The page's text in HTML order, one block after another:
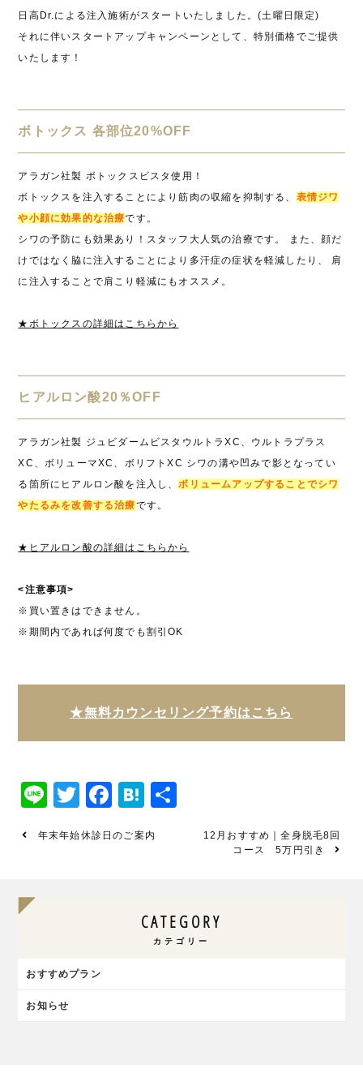
日高Dr.による注入施術がスタートいたしました。(土曜日限定)
それに伴いスタートアップキャンペーンとして、特別価格でご提供
いたします！
ボトックス 各部位20%OFF
アラガン社製 ボトックスビスタ使用！
ボトックスを注入することにより筋肉の収縮を抑制する、 表情ジワ
や小顔に効果的な治療です。
シワの予防にも効果あり！スタッフ大人気の治療です。 また、顔だ
けではなく脇に注入することにより多汗症の症状を軽減したり、 肩
に注入することで肩こり軽減にもオススメ。
★ボトックスの詳細はこちらから
ヒアルロン酸20％OFF
アラガン社製 ジュビダームビスタウルトラXC、ウルトラプラス
XC、ボリューマXC、ボリフトXC シワの溝や凹みで影となってい
る箇所にヒアルロン酸を注入し、 ボリュームアップすることでシワ
やたるみを改善する治療です。
★ヒアルロン酸の詳細はこちらから
<注意事項>
※買い置きはできません。
※期間内であれば何度でも割引OK
★無料カウンセリング予約はこちら
LineTwitter
Facebook
Hatena
年末年始休診日のご案内
12月おすすめ｜全身脱毛8回
コース 5万円引き
CATEGORY
カテゴリー
おすすめプラン
お知らせ